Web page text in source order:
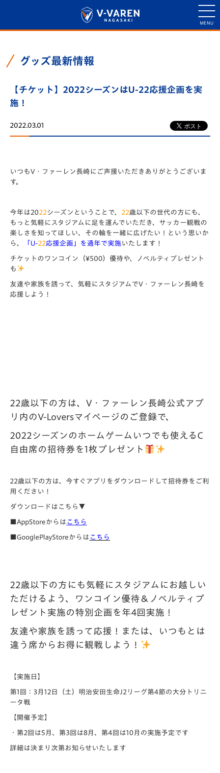
グッズ最新情報
【チケット】2022シーズンはU-22応援企画を実
施！
2022.03.01
いつもV・ファーレン長崎にご声援いただきありがとうございま
す。
今年は2022 シーズンということで、 22歳以下の世代の方にも、
もっと気軽にスタジアムに足を運んでいただき、サッカー観戦の
楽しさを知ってほしい、その輪を一緒に広げたい！という思いか
ら、
「U-22応援企画」を通年で実施いたします！
チケットのワンコイン（¥500）優待や、ノベルティプレゼント
も
友達や家族を誘って、気軽にスタジアムでV・ファーレン長崎を
応援しよう！
22歳以下の方は、V・ファーレン長崎公式アプ
リ内のV-Loversマイページのご登録で、
2022シーズンのホームゲームいつでも使えるC
自由席の招待券を1枚プレゼント
22歳以下の方は、今すぐアプリをダウンロードして招待券をご利
用ください！
ダウンロードはこちら▼
■AppStoreからは こちら
■GooglePlayStoreからは こちら
22歳以下の方にも気軽にスタジアムにお越しい
ただけるよう、ワンコイン優待＆ノベルティプ
レゼント実施の特別企画を年4回実施！
友達や家族を誘って応援！または、いつもとは
違う席からお得に観戦しよう！
【実施日】
第1回：3月12日（土）明治安田生命J2リーグ第4節の大分トリニ
ータ戦
【開催予定】
・第2回は5月、第3回は8月、第4回は10月の実施予定です
詳細は決まり次第お知らせいたします